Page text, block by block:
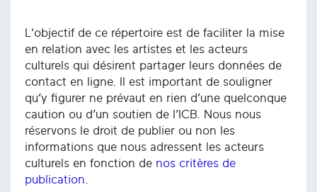
L'objectif de ce répertoire est de faciliter la mise
en relation avec les artistes et les acteurs
culturels qui désirent partager leurs données de
contact en ligne. Il est important de souligner
qu’y figurer ne prévaut en rien d’une quelconque
caution ou d’un soutien de l’ICB. Nous nous
réservons le droit de publier ou non les
informations que nous adressent les acteurs
culturels en fonction de nos critères de
publication